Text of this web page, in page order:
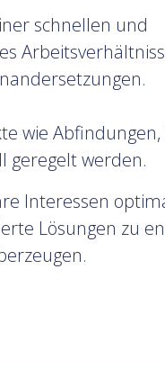
schnellen und
wie
geregelt werden.
Interessen
Lösungen zu